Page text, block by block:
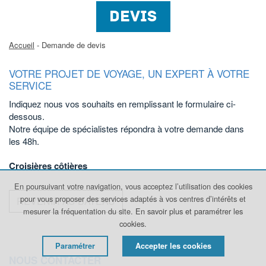
DEVIS
Accueil - Demande de devis
VOTRE PROJET DE VOYAGE, UN EXPERT À VOTRE
SERVICE
Indiquez nous vos souhaits en remplissant le formulaire ci-
dessous.
Notre équipe de spécialistes répondra à votre demande dans
les 48h.
Croisières côtières
REVENIR AU BATEAU
NOUS CONTACTER
En poursuivant votre navigation, vous acceptez l’utilisation des cookies
pour vous proposer des services adaptés à vos centres d’intérêts et
mesurer la fréquentation du site. En savoir plus et paramétrer les
cookies.
Paramétrer Accepter les cookies